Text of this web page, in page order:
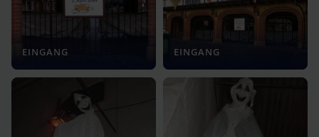
EINGANG EINGANG